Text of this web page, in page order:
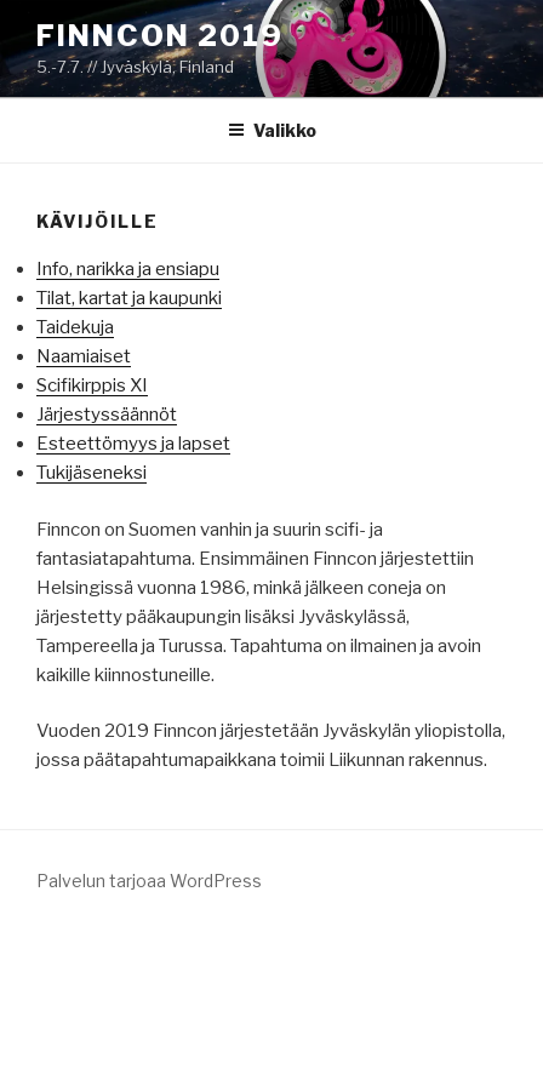
sisältöönFINNCON 2019
5.-7.7. // Jyväskylä, Finland
Valikko
KÄVIJÖILLE
Info, narikka ja ensiapu
Tilat, kartat ja kaupunki
Taidekuja
Naamiaiset
Scifikirppis XI
Järjestyssäännöt
Esteettömyys ja lapset
Tukijäseneksi
Finncon on Suomen vanhin ja suurin scifi- ja
fantasiatapahtuma. Ensimmäinen Finncon järjestettiin
Helsingissä vuonna 1986, minkä jälkeen coneja on
järjestetty pääkaupungin lisäksi Jyväskylässä,
Tampereella ja Turussa. Tapahtuma on ilmainen ja avoin
kaikille kiinnostuneille.
Vuoden 2019 Finncon järjestetään Jyväskylän yliopistolla,
jossa päätapahtumapaikkana toimii Liikunnan rakennus.
Palvelun tarjoaa WordPress